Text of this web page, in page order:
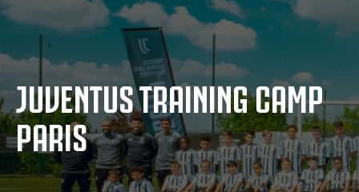
JOIN US
PRIVACY POLICY
JUVENTUS.COM
SHOP
JUVENTUS TRAINING CAMP
PARIS